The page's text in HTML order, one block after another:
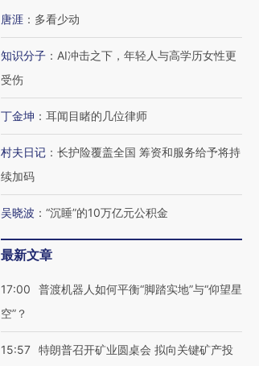
唐涯 ： 多看少动
知识分子 ： AI冲击之下，年轻人与高学历女性更
受伤
丁金坤 ： 耳闻目睹的几位律师
村夫日记 ： 长护险覆盖全国 筹资和服务给予将持
续加码
吴晓波 ： “沉睡”的10万亿元公积金
最新文章
17:00
普渡机器人如何平衡“脚踏实地”与“仰望星
空”？
15:57 特朗普召开矿业圆桌会 拟向关键矿产投